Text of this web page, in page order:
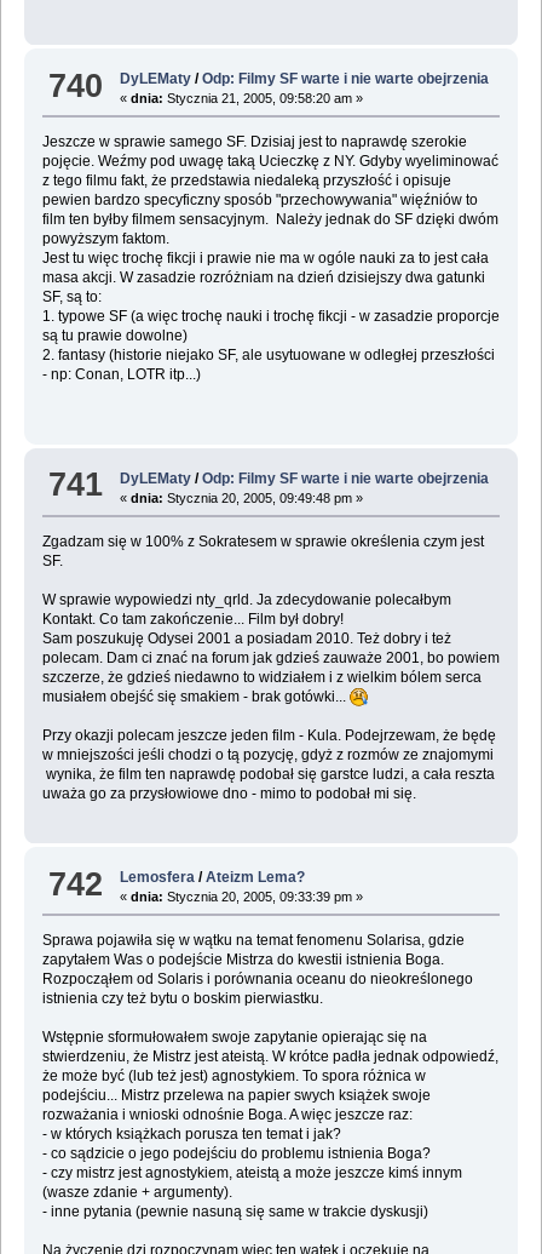
740 DyLEMaty /Odp: Filmy SF warte i nie warte obejrzenia
«dnia: Stycznia 21, 2005, 09:58:20 am »
Jeszcze w sprawie samego SF. Dzisiaj jest to naprawdę szerokie
pojęcie. Weźmy pod uwagę taką Ucieczkę z NY. Gdyby wyeliminować
z tego filmu fakt, że przedstawia niedaleką przyszłość i opisuje
pewien bardzo specyficzny sposób "przechowywania" więźniów to
film ten byłby filmem sensacyjnym. Należy jednak do SF dzięki dwóm
powyższym faktom.
Jest tu więc trochę fikcji i prawie nie ma w ogóle nauki za to jest cała
masa akcji. W zasadzie rozróżniam na dzień dzisiejszy dwa gatunki
SF, są to:
1. typowe SF (a więc trochę nauki i trochę fikcji - w zasadzie proporcje
są tu prawie dowolne)
2. fantasy (historie niejako SF, ale usytuowane w odległej przeszłości
- np: Conan, LOTR itp...)
741 DyLEMaty /Odp: Filmy SF warte i nie warte obejrzenia
«dnia: Stycznia 20, 2005, 09:49:48 pm »
Zgadzam się w 100% z Sokratesem w sprawie określenia czym jest
SF.
W sprawie wypowiedzi nty_qrld. Ja zdecydowanie polecałbym
Kontakt. Co tam zakończenie... Film był dobry!
Sam poszukuję Odysei 2001 a posiadam 2010. Też dobry i też
polecam. Dam ci znać na forum jak gdzieś zauważe 2001, bo powiem
szczerze, że gdzieś niedawno to widziałem i z wielkim bólem serca
musiałem obejść się smakiem - brak gotówki...
Przy okazji polecam jeszcze jeden film - Kula. Podejrzewam, że będę
w mniejszości jeśli chodzi o tą pozycję, gdyż z rozmów ze znajomymi
wynika, że film ten naprawdę podobał się garstce ludzi, a cała reszta
uważa go za przysłowiowe dno - mimo to podobał mi się.
742 Lemosfera /Ateizm Lema?
«dnia: Stycznia 20, 2005, 09:33:39 pm »
Sprawa pojawiła się w wątku na temat fenomenu Solarisa, gdzie
zapytałem Was o podejście Mistrza do kwestii istnienia Boga.
Rozpocząłem od Solaris i porównania oceanu do nieokreślonego
istnienia czy też bytu o boskim pierwiastku.
Wstępnie sformułowałem swoje zapytanie opierając się na
stwierdzeniu, że Mistrz jest ateistą. W krótce padła jednak odpowiedź,
że może być (lub też jest) agnostykiem. To spora różnica w
podejściu... Mistrz przelewa na papier swych książek swoje
rozważania i wnioski odnośnie Boga. A więc jeszcze raz:
- w których książkach porusza ten temat i jak?
- co sądzicie o jego podejściu do problemu istnienia Boga?
- czy mistrz jest agnostykiem, ateistą a może jeszcze kimś innym
(wasze zdanie + argumenty).
- inne pytania (pewnie nasuną się same w trakcie dyskusji)